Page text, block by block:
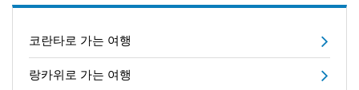
코란타로 가는 여행
랑카위로 가는 여행